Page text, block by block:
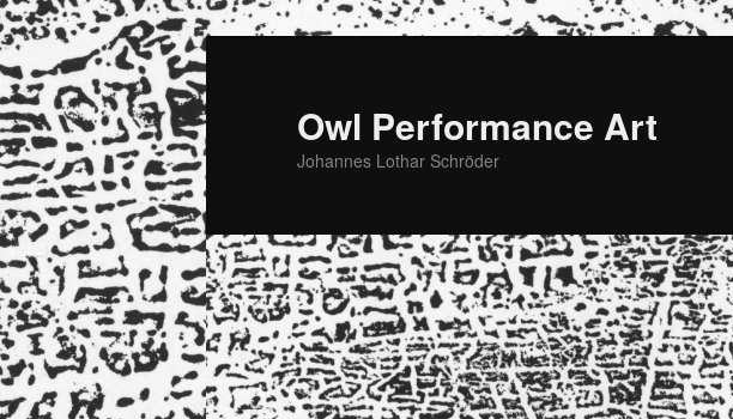
Zum
primären
Inhalt
springen
Zum
sekundären
Inhalt
springen
Owl Performance Art
Johannes Lothar Schröder